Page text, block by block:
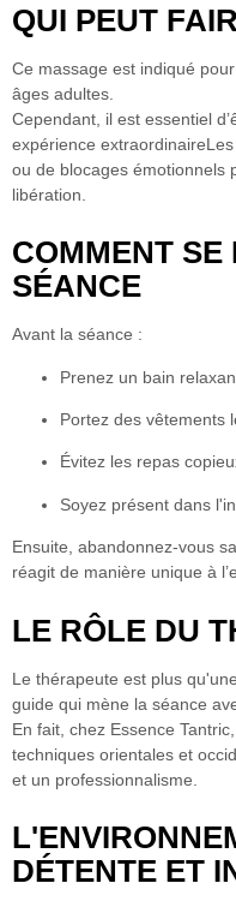
QUI PEUT
Ce massage est indiqué pour
âges adultes.
Cependant, il est essentiel
expérience extraordinaire
ou de blocages émotionnels
libération.
COMMENT
SÉANCE
Avant la séance :
Prenez un bain
Portez des vêtements
Évitez les repas
Soyez présent dans
Ensuite, abandonnez-vous
réagit de manière unique à
LE RÔLE DU
Le thérapeute est plus
guide qui mène la séance
En fait, chez Essence Tantric,
techniques orientales et
et un professionnalisme.
DÉTENTE ET